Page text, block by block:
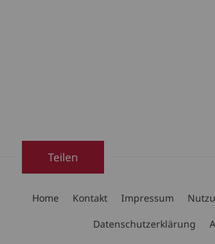
Teilen
Home Kontakt Impressum
Datenschutzerklärung